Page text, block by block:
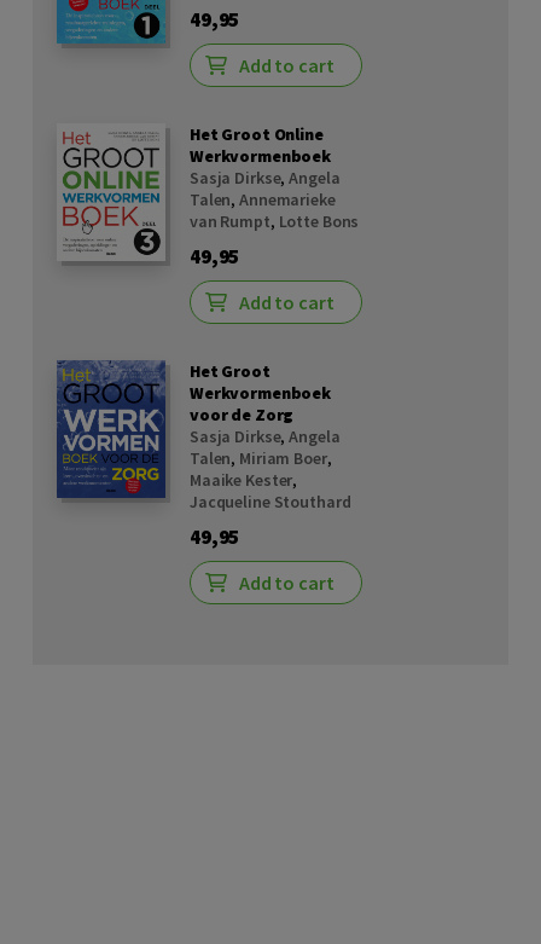
49,95
Add to cart
Het Groot Online
Werkvormenboek
Sasja Dirkse,Angela
Talen,Annemarieke
van Rumpt, Lotte Bons
49,95
Add to cart
Het Groot
Werkvormenboek
voor de Zorg
Sasja Dirkse,Angela
Talen, Miriam Boer,
Maaike Kester,
Jacqueline Stouthard
49,95
Add to cart